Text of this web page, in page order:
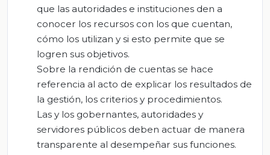
que las autoridades e instituciones den a
conocer los recursos con los que cuentan,
cómo los utilizan y si esto permite que se
logren sus objetivos.
Sobre la rendición de cuentas se hace
referencia al acto de explicar los resultados de
la gestión, los criterios y procedimientos.
Las y los gobernantes, autoridades y
servidores públicos deben actuar de manera
transparente al desempeñar sus funciones.